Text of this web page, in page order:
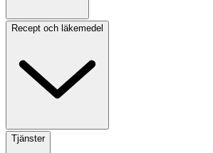
Recept och läkemedel
Tjänster